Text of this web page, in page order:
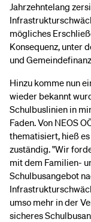
Jahrzehntelang
mögliches
Konsequenz, unter
und
Hinzu komme nun
wieder bekannt
Schulbuslinien in
Faden. Von NEOS
thematisiert, hieß
zuständig. "Wir
mit dem Familien-
Schulbusangebot
umso mehr in der
sicheres